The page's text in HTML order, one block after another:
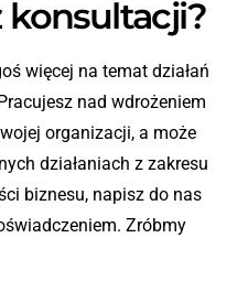
konsultacji?
więcej na temat działań
nad wdrożeniem
organizacji, a może
działaniach z zakresu
biznesu, napisz do nas
Zróbmy